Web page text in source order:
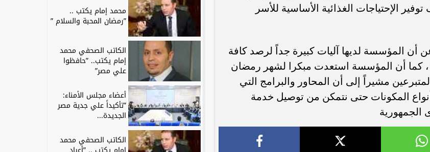
الإحتياجات الغذائية الأساسية للأسر
المؤسسة لديها آليات كبيرة جداً لرصد كافة
، كما أن المؤسسة استعدت مبكرا لشهر رمضان
مشيراً إلى أن المحاور والبرامج التي
المكونات حتى نتمكن من توصيل خدمة
الجمهورية
محمد إمام يكتب ..
”رمضان المحبة والسلام ”
الكاتب الصحفي محمد
إمام يكتب.. ”حافظوا
علي مصر”
أعضاء مجلس الأمناء:
”تأكيداً علي جدية مصر
الجديدة...
الكاتب الصحفي محمد